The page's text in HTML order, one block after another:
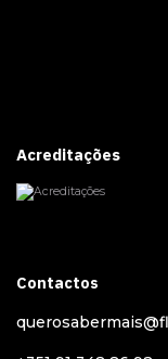
Acreditações
Contactos